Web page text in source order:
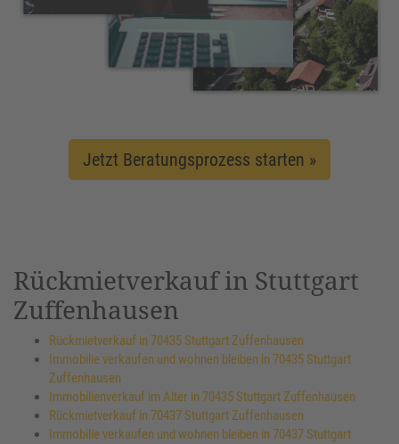
Jetzt Beratungsprozess starten »
Rückmietverkauf in Stuttgart
Zuffenhausen
Rückmietverkauf in 70435 Stuttgart Zuffenhausen
Immobilie verkaufen und wohnen bleiben in 70435 Stuttgart
Zuffenhausen
Immobilienverkauf im Alter in 70435 Stuttgart Zuffenhausen
Rückmietverkauf in 70437 Stuttgart Zuffenhausen
Immobilie verkaufen und wohnen bleiben in 70437 Stuttgart